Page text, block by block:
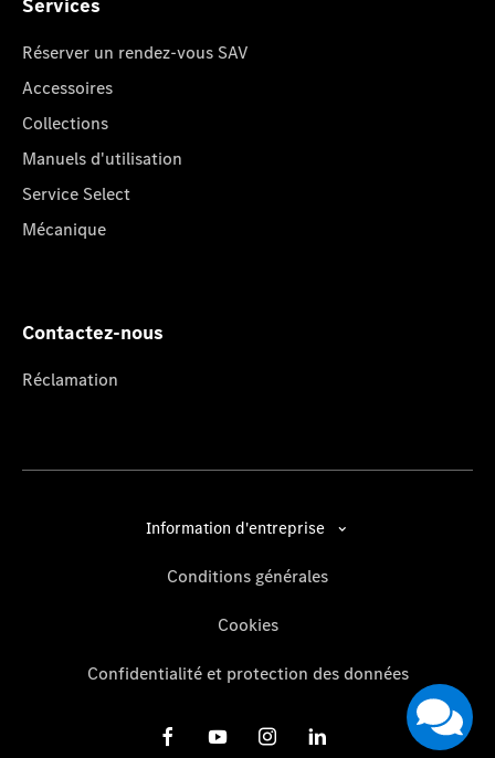
Services
Réserver un rendez-vous SAV
Accessoires
Collections
Manuels d'utilisation
Service Select
Mécanique
Contactez-nous
Réclamation
Information d'entreprise
Conditions générales
Cookies
Confidentialité et protection des données